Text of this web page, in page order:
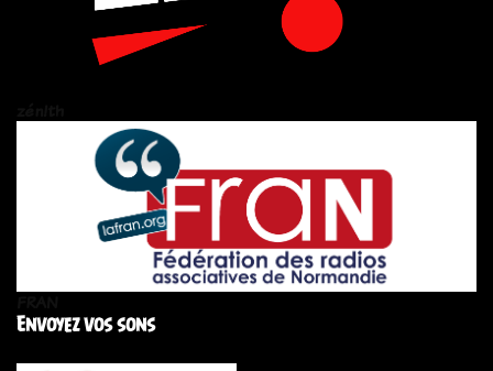
Envoyez vos sons